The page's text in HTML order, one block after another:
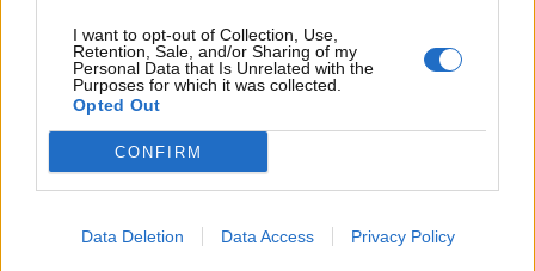
I want to opt-out of Collection, Use,
Retention, Sale, and/or Sharing of my
Personal Data that Is Unrelated with the
Purposes for which it was collected.
Opted Out
CONFIRM
Data Deletion Data Access Privacy Policy